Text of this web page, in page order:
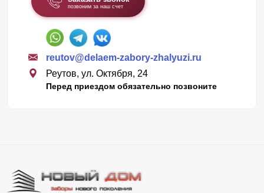
позвоним за наш счет
reutov@delaem-zabory-zhalyuzi.ru
Реутов, ул. Октября, 24
Перед приездом обязательно позвоните